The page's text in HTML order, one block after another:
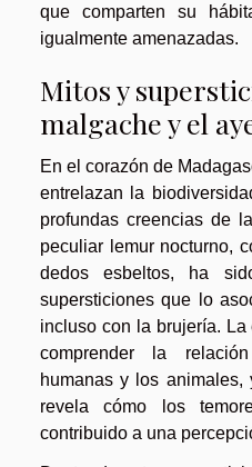
que comparten su
igualmente amenazadas.
Mitos y
malgache y el
En el corazón de
entrelazan la
profundas creencias de la
peculiar lemur nocturno,
dedos esbeltos, ha
supersticiones que lo
incluso con la brujería.
comprender la
humanas y los
revela cómo los
contribuido a una